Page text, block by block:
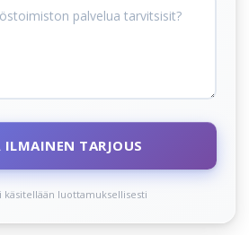
ILMAINEN TARJOUS
käsitellään luottamuksellisesti